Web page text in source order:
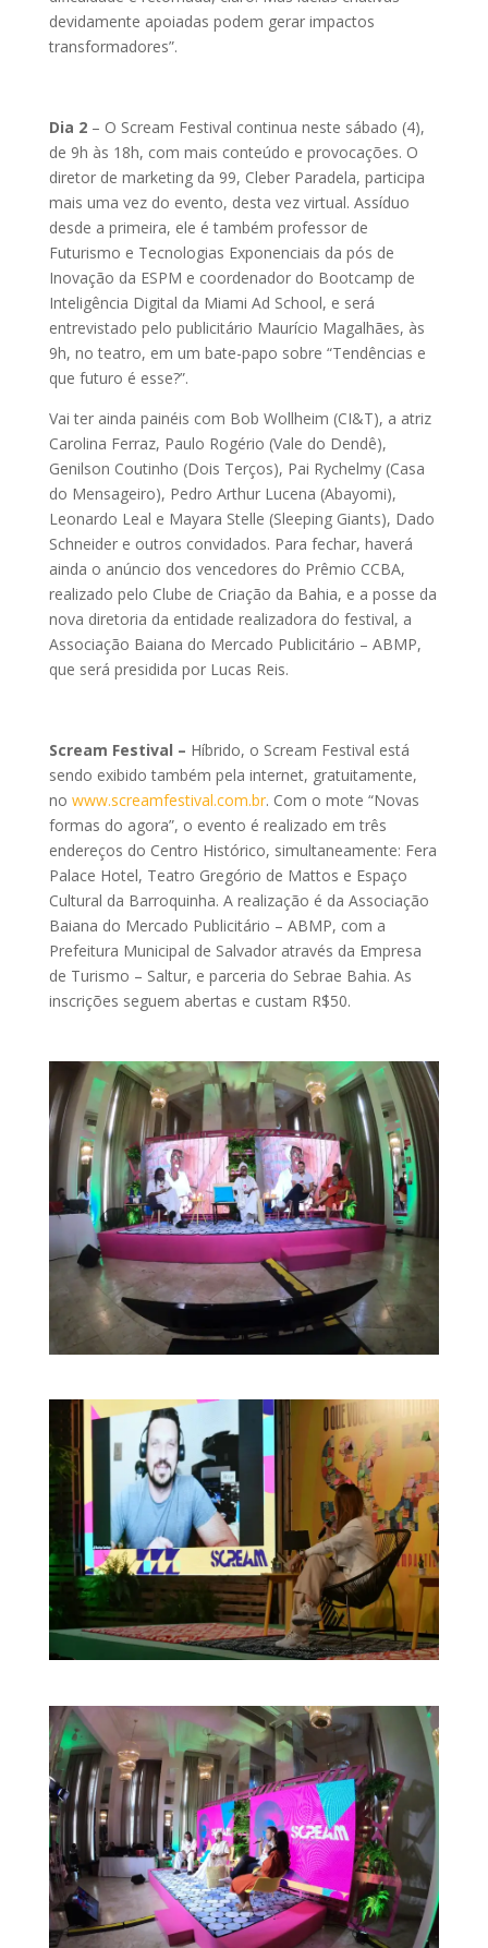
devidamente apoiadas podem gerar impactos
transformadores”.
Dia 2– O Scream Festival continua neste sábado (4),
de 9h às 18h, com mais conteúdo e provocações. O
diretor de marketing da 99, Cleber Paradela, participa
mais uma vez do evento, desta vez virtual. Assíduo
desde a primeira, ele é também professor de
Futurismo e Tecnologias Exponenciais da pós de
Inovação da ESPM e coordenador do Bootcamp de
Inteligência Digital da Miami Ad School, e será
entrevistado pelo publicitário Maurício Magalhães, às
9h, no teatro, em um bate-papo sobre “Tendências e
que futuro é esse?”.
Vai ter ainda painéis com Bob Wollheim (CI&T), a atriz
Carolina Ferraz, Paulo Rogério (Vale do Dendê),
Genilson Coutinho (Dois Terços), Pai Rychelmy (Casa
do Mensageiro), Pedro Arthur Lucena (Abayomi),
Leonardo Leal e Mayara Stelle (Sleeping Giants), Dado
Schneider e outros convidados. Para fechar, haverá
ainda o anúncio dos vencedores do Prêmio CCBA,
realizado pelo Clube de Criação da Bahia, e a posse da
nova diretoria da entidade realizadora do festival, a
Associação Baiana do Mercado Publicitário – ABMP,
que será presidida por Lucas Reis.
Scream Festival – Híbrido, o Scream Festival está
sendo exibido também pela internet, gratuitamente,
no www.screamfestival.com.br. Com o mote “Novas
formas do agora”, o evento é realizado em três
endereços do Centro Histórico, simultaneamente: Fera
Palace Hotel, Teatro Gregório de Mattos e Espaço
Cultural da Barroquinha. A realização é da Associação
Baiana do Mercado Publicitário – ABMP, com a
Prefeitura Municipal de Salvador através da Empresa
de Turismo – Saltur, e parceria do Sebrae Bahia. As
inscrições seguem abertas e custam R$50.